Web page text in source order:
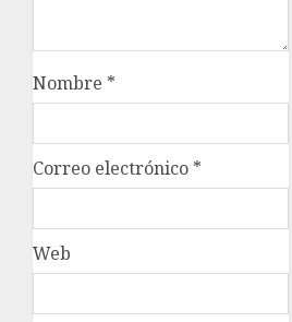
Nombre *
Correo electrónico *
Web